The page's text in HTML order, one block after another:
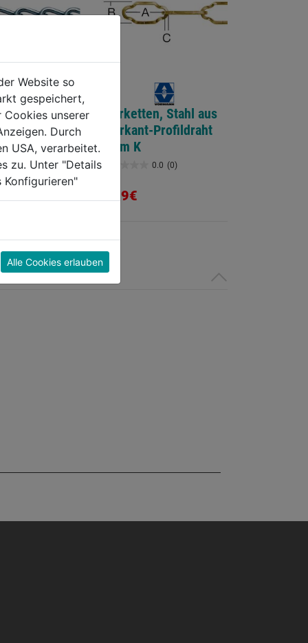
Form
0.0 (0)
Zierketten, Stahl aus
Vierkant-Profildraht
Form K
0.0 (0)
2,89€
Website so
gespeichert,
Cookies unserer
Durch
USA, verarbeitet.
zu. Unter "Details
Alle Cookies erlauben